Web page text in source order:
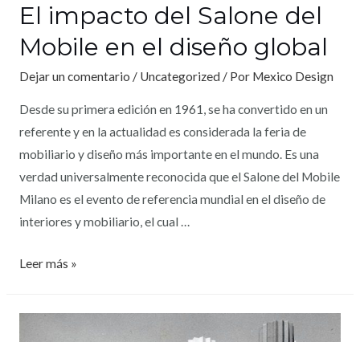
El impacto del Salone del
Mobile en el diseño global
Dejar un comentario / Uncategorized / Por Mexico Design
Desde su primera edición en 1961, se ha convertido en un
referente y en la actualidad es considerada la feria de
mobiliario y diseño más importante en el mundo. Es una
verdad universalmente reconocida que el Salone del Mobile
Milano es el evento de referencia mundial en el diseño de
interiores y mobiliario, el cual …
Leer más »